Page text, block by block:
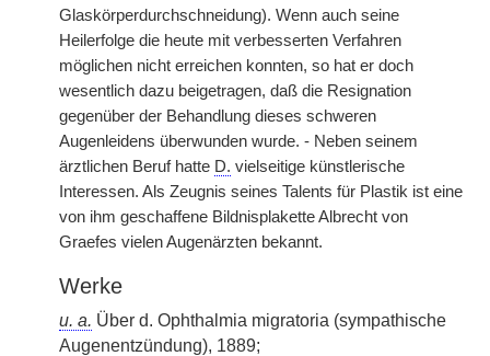
Glaskörperdurchschneidung). Wenn auch seine
Heilerfolge die heute mit verbesserten Verfahren
möglichen nicht erreichen konnten, so hat er doch
wesentlich dazu beigetragen, daß die Resignation
gegenüber der Behandlung dieses schweren
Augenleidens überwunden wurde. - Neben seinem
ärztlichen Beruf hatte D. vielseitige künstlerische
Interessen. Als Zeugnis seines Talents für Plastik ist eine
von ihm geschaffene Bildnisplakette Albrecht von
Graefes vielen Augenärzten bekannt.
Werke
u. a. Über d. Ophthalmia migratoria (sympathische
Augenentzündung), 1889;